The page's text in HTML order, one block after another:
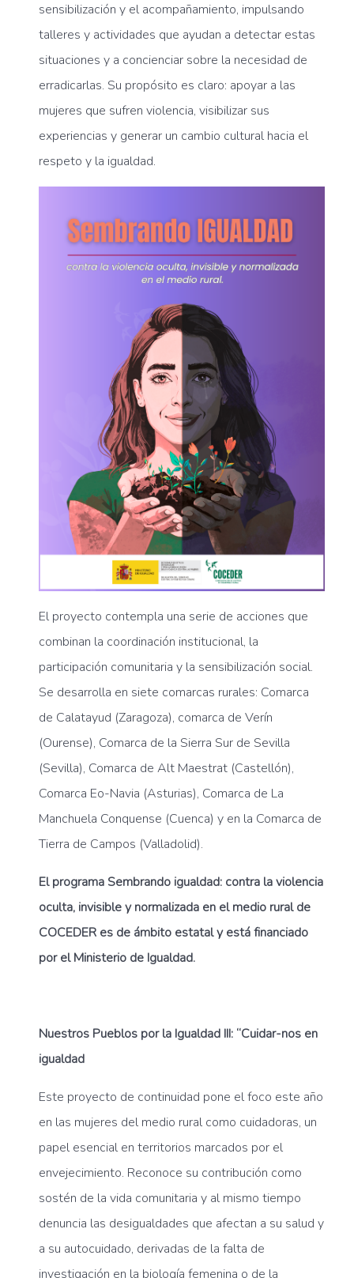
sensibilización y el acompañamiento, impulsando
talleres y actividades que ayudan a detectar estas
situaciones y a concienciar sobre la necesidad de
erradicarlas. Su propósito es claro: apoyar a las
mujeres que sufren violencia, visibilizar sus
experiencias y generar un cambio cultural hacia el
respeto y la igualdad.
El proyecto contempla una serie de acciones que
combinan la coordinación institucional, la
participación comunitaria y la sensibilización social.
Se desarrolla en siete comarcas rurales: Comarca
de Calatayud (Zaragoza), comarca de Verín
(Ourense), Comarca de la Sierra Sur de Sevilla
(Sevilla), Comarca de Alt Maestrat (Castellón),
Comarca Eo-Navia (Asturias), Comarca de La
Manchuela Conquense (Cuenca) y en la Comarca de
Tierra de Campos (Valladolid).
El programa Sembrando igualdad: contra la violencia
oculta, invisible y normalizada en el medio rural de
COCEDER es de ámbito estatal y está financiado
por el Ministerio de Igualdad.
Nuestros Pueblos por la Igualdad III: “Cuidar-nos en
igualdad
Este proyecto de continuidad pone el foco este año
en las mujeres del medio rural como cuidadoras, un
papel esencial en territorios marcados por el
envejecimiento. Reconoce su contribución como
sostén de la vida comunitaria y al mismo tiempo
denuncia las desigualdades que afectan a su salud y
a su autocuidado, derivadas de la falta de
investigación en la biología femenina o de la